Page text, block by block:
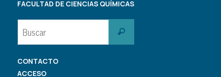
FACULTAD DE CIENCIAS QUÍMICAS
Buscar
CONTACTO
ACCESO